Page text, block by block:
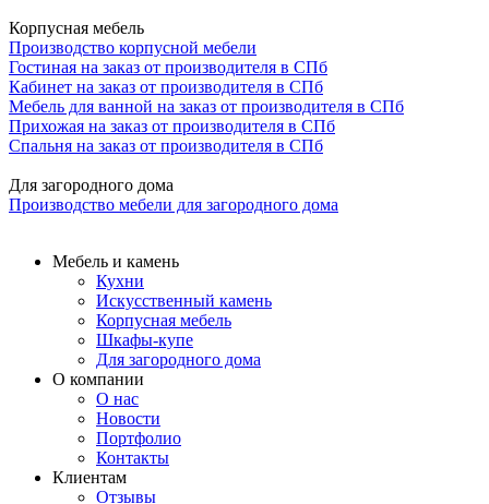
Корпусная мебель
Производство корпусной мебели
Гостиная на заказ от производителя в СПб
Кабинет на заказ от производителя в СПб
Мебель для ванной на заказ от производителя в СПб
Прихожая на заказ от производителя в СПб
Спальня на заказ от производителя в СПб
Для загородного дома
Производство мебели для загородного дома
Мебель и камень
Кухни
Искусственный камень
Корпусная мебель
Шкафы-купе
Для загородного дома
О компании
О нас
Новости
Портфолио
Контакты
Клиентам
Отзывы